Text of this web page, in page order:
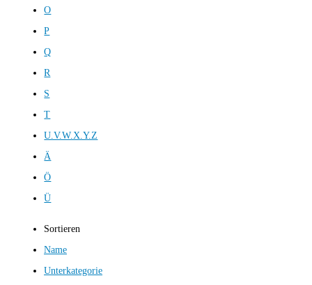
O
P
Q
R
S
T
U.V.W.X.Y.Z
Ä
Ö
Ü
Sortieren
Name
Unterkategorie